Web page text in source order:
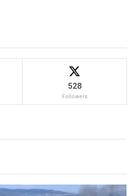
528
Followers